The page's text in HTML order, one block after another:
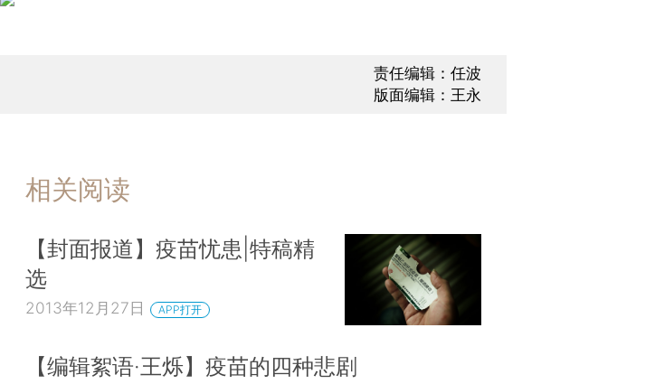
责任编辑：任波
版面编辑：王永
相关阅读
【封面报道】疫苗忧患|特稿精
选
2013年12月27日 APP打开
【编辑絮语·王烁】疫苗的四种悲剧